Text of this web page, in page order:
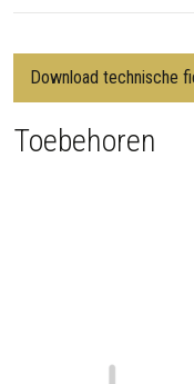
l
Download technische
Toebehoren